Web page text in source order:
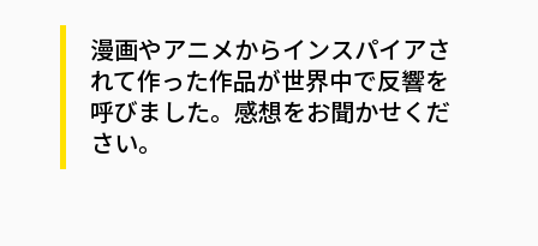
漫画やアニメからインスパイアさ
れて作った作品が世界中で反響を
呼びました。感想をお聞かせくだ
さい。